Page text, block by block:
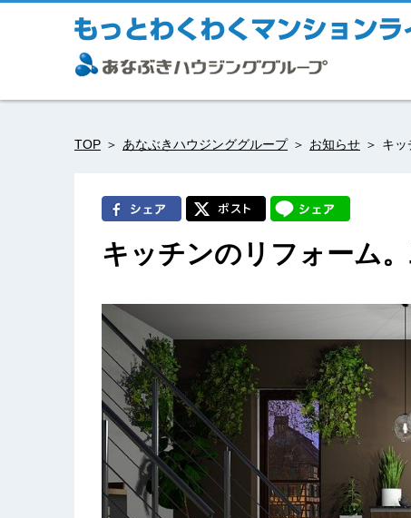
TOP あなぶきハウジンググループ お知らせ キッ
キッチンのリフォーム